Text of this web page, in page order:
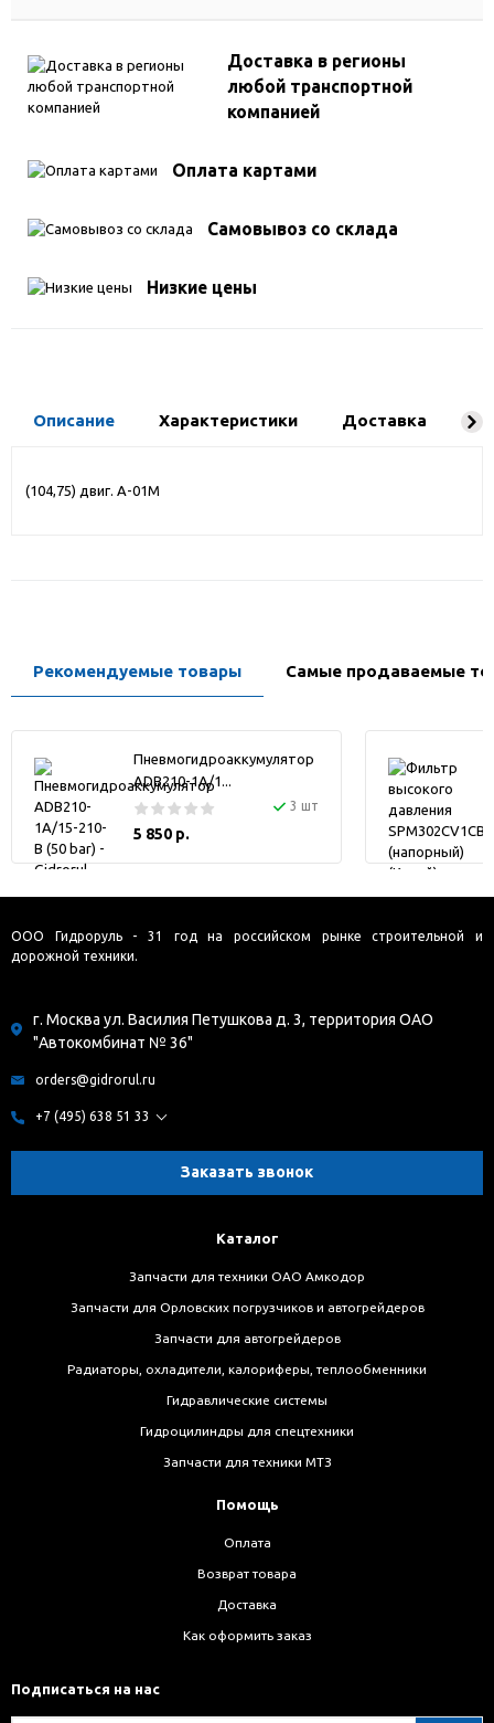
Доставка в регионы
любой транспортной
компанией
Оплата картами
Самовывоз со склада
Низкие цены
Описание Характеристики Доставка
(104,75) двиг. А-01М
Рекомендуемые товары Самые продаваемые
Пневмогидроаккумулятор
ADB210-1A/1...
3 шт
5 850 р.
ООО Гидроруль - 31 год на российском рынке строительной и
дорожной техники.
г. Москва ул. Василия Петушкова д. 3, территория ОАО
"Автокомбинат № 36"
orders@gidrorul.ru
+7 (495) 638 51 33
Заказать звонок
Каталог
Запчасти для техники ОАО Амкодор
Запчасти для Орловских погрузчиков и автогрейдеров
Запчасти для автогрейдеров
Радиаторы, охладители, калориферы, теплообменники
Гидравлические системы
Гидроцилиндры для спецтехники
Запчасти для техники МТЗ
Помощь
Оплата
Возврат товара
Доставка
Как оформить заказ
Подписаться на нас